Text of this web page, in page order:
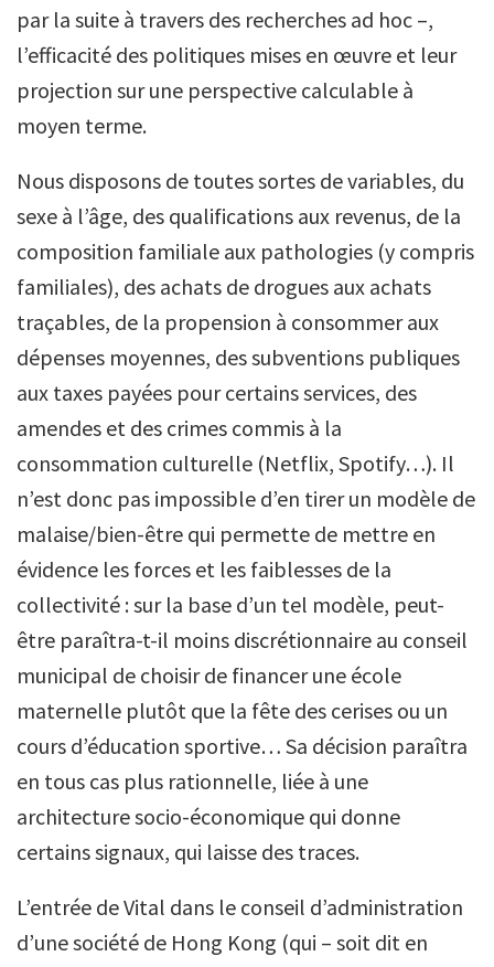
par la suite à travers des recherches ad hoc –,
l’efficacité des politiques mises en œuvre et leur
projection sur une perspective calculable à
moyen terme.
Nous disposons de toutes sortes de variables, du
sexe à l’âge, des qualifications aux revenus, de la
composition familiale aux pathologies (y compris
familiales), des achats de drogues aux achats
traçables, de la propension à consommer aux
dépenses moyennes, des subventions publiques
aux taxes payées pour certains services, des
amendes et des crimes commis à la
consommation culturelle (Netflix, Spotify…). Il
n’est donc pas impossible d’en tirer un modèle de
malaise/bien-être qui permette de mettre en
évidence les forces et les faiblesses de la
collectivité : sur la base d’un tel modèle, peut-
être paraîtra-t-il moins discrétionnaire au conseil
municipal de choisir de financer une école
maternelle plutôt que la fête des cerises ou un
cours d’éducation sportive… Sa décision paraîtra
en tous cas plus rationnelle, liée à une
architecture socio-économique qui donne
certains signaux, qui laisse des traces.
L’entrée de Vital dans le conseil d’administration
d’une société de Hong Kong (qui – soit dit en